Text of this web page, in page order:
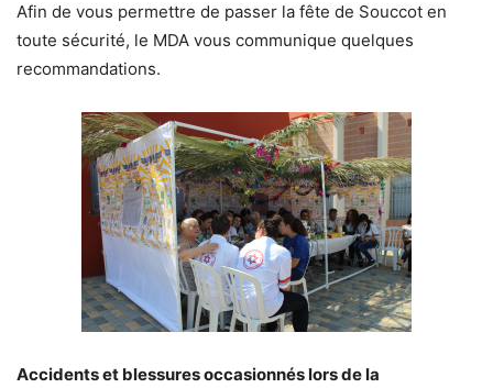
Afin de vous permettre de passer la fête de Souccot en
toute sécurité, le MDA vous communique quelques
recommandations.
Accidents et blessures occasionnés lors de la